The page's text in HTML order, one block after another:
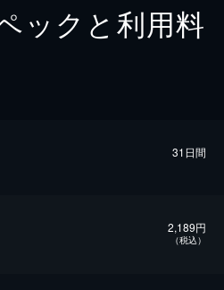
ックと利用料
31日間
2,189円
（税込）